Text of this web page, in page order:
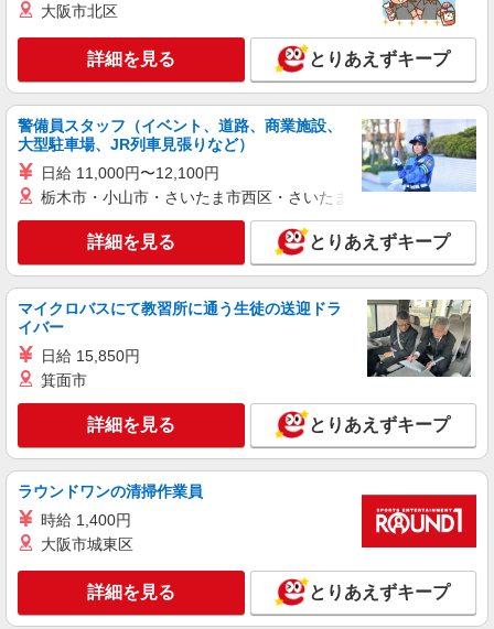
時給：2,000円 ※評価により昇給あり ※残業
手当（100％支給） 月収例：2,000円×8時間×17日
＝272,000円 ※交通費全額支給（公共交通機関利
用/私有車不可）
群馬県高崎市 ※ご自宅から無理なく通勤でき
る範囲のSoftBankショップやショッピングモール
などのイベント会場でご勤務いただきます。 ※勤
務先は担当するイベント会場により異なります
が、いずれもご自宅から通勤可能な範囲で決定し
ます。 ※※転居を伴う転勤はありません。
キープ 詳細を見る
アルバイト パート
ドコモショップサテライト 高崎オーパ店
ドコモショップサテライト 高崎オーパ店の窓
口スタッフ
時給1,100円〜＋インセンティブあり
群馬県高崎市八島町46-1 6F ※入社後1〜2ヶ月
は店舗にて研修を行います。 研修店舗は希望を
詳細を見る
ドコモショップサテライト 高崎オーパ店
ドコモショップサテライト オ高崎オーパ店の
窓口スタッフ
月給210,000〜350,000円 ※経験・能力に応じ
て優遇します ＜各種手当＞ ・残業手当
群馬県高崎市八島町46-1 6F ※入社後1〜2ヶ月
は吉井店（群馬県高崎市吉井町池1479-24）にて研
修を行います
大阪市北区
詳細を見る とりあえずキープ
警備員スタッフ（イベント、道路、商業施設、
大型駐車場、JR列車見張りなど）
日給 11,000円〜12,100円
栃木市・小山市・さいたま市西区・さいたま市岩槻区・久喜市・
詳細を見る とりあえずキープ
マイクロバスにて教習所に通う生徒の送迎ドラ
イバー
日給 15,850円
箕面市
詳細を見る とりあえずキープ
ラウンドワンの清掃作業員
時給 1,400円
大阪市城東区
詳細を見る とりあえずキープ